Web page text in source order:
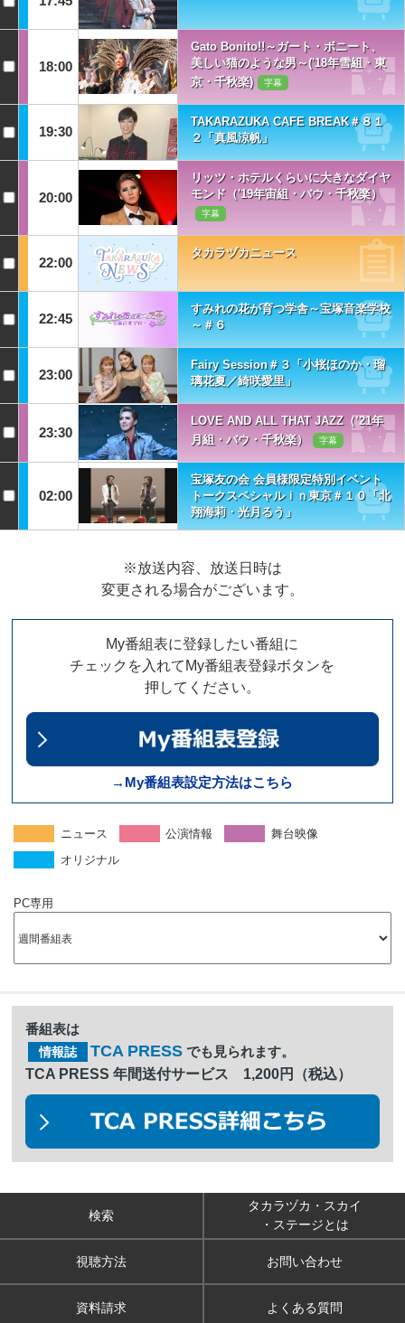
18:00
Gato Bonito!!～ガート・ボニート、
美しい猫のような男～('18年雪組・東
京・千秋楽)
字幕
19:30
TAKARAZUKA CAFE BREAK＃８１
２「真風涼帆」
20:00
リッツ・ホテルくらいに大きなダイヤ
モンド（'19年宙組・バウ・千秋楽）
字幕
22:00
タカラヅカニュース
22:45
すみれの花が育つ学舎～宝塚音楽学校
～＃６
23:00
Fairy Session＃３「小桜ほのか・瑠
璃花夏／綺咲愛里」
23:30
LOVE AND ALL THAT JAZZ（’21年
月組・バウ・千秋楽）
字幕
02:00
宝塚友の会 会員様限定特別イベント
トークスペシャルｉｎ東京＃１０「北
翔海莉・光月るう」
※放送内容、放送日時は
変更される場合がございます。
My番組表に登録したい番組に
チェックを入れてMy番組表登録ボタンを
押してください。
→My番組表設定方法はこちら
ニュース 公演情報
舞台映像
オリジナル
PC専用
番組表は
情報誌 TCA PRESS でも見られます。
TCA PRESS 年間送付サービス 1,200円（税込）
検索
タカラヅカ・スカイ
・ステージとは
視聴方法 お問い合わせ
資料請求 よくある質問